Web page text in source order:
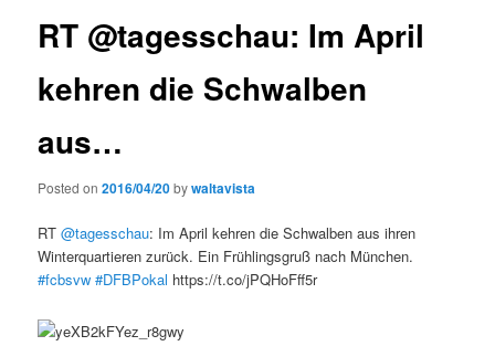
RT @tagesschau: Im April
kehren die Schwalben
aus…
Posted on2016/04/20bywaltavista
RT@tagesschau: Im April kehren die Schwalben aus ihren
Winterquartieren zurück. Ein Frühlingsgruß nach München.
#fcbsvw #DFBPokal https://t.co/jPQHoFff5r